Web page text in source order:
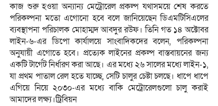
কাজ শুরু হওয়া অন্যান্য মেট্রোরেল প্রকল্প যথাসময়ে শেষ করতে
পরিকল্পনা মতো এগোনো হবে বলে জানিয়েছেন ডিএমটিসিএলের
ব্যবস্থাপনা পরিচালক মোহাম্মদ আবদুর রউফ। তিনি গত ১৪ অক্টোবর
লাইন-৬-এর ডিপো কার্যালয়ে সাংবাদিকদের বলেন, পরিকল্পনা
অনুযায়ী এগোতে হবে। প্রত্যেক লাইনের প্রকল্প বাস্তবায়নের জন্য
একটি টার্গেট নির্ধারণ করা আছে। এর মধ্যে ২৬ সালের মধ্যে লাইন-১,
যা প্রথম পাতাল রেল হতে যাচ্ছে, সেটি চালুর চেষ্টা চলছে। ধাপে ধাপে
এগিয়ে নিয়ে ২০৩০-এর মধ্যে বাকি মেট্রোরেলগুলো চালু করাই
আমাদের লক্ষ্য।ট্রিবিয়ন